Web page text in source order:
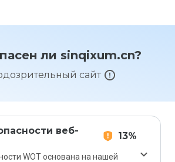
ли sinqixum.cn?
сайт
веб-
13%
WOT основана на нашей